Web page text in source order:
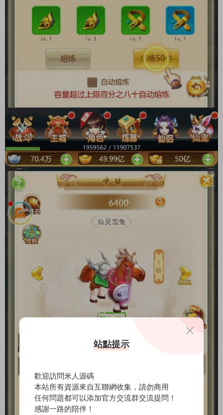
站點提示
歡迎訪問米人源碼
本站所有資源來自互聯網收集，請勿商用
任何問題都可以添加官方交流群交流提問！
感謝一路的陪伴！